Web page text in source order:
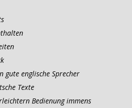
gute englische Sprecher
Texte
Bedienung immens